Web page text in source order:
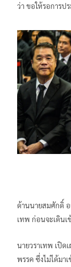
ว่า ขอให้รอการป
ด้านนายสมศักดิ์
เทพ ก่อนจะเดินเ
นายวราเทพ เปิ
พรรค ซึ่งไม่ได้มา